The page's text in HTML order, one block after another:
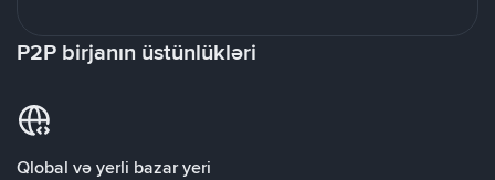
P2P birjanın üstünlükləri
Qlobal və yerli bazar yeri